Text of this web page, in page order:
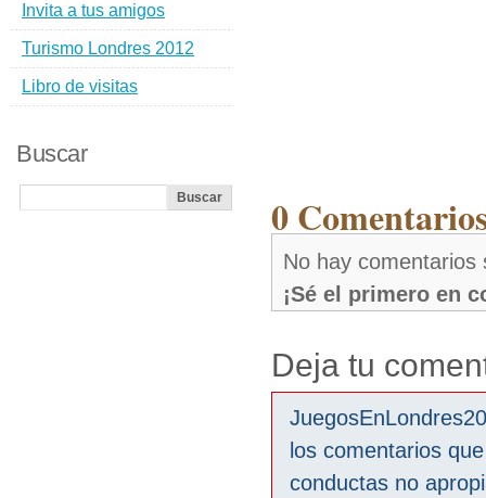
0
No hay comentarios
¡Sé el primero en
Deja tu
los comentarios
conductas no
Invita a tus amigos
Turismo Londres 2012
Libro de visitas
Buscar